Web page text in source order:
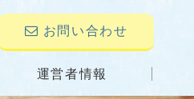
お問い合わせ
運営者情報